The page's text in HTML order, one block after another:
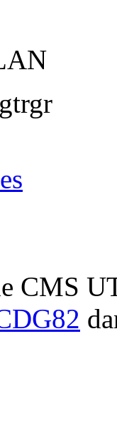
CMS